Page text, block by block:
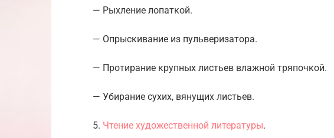
— Рыхление лопаткой.
— Опрыскивание из пульверизатора.
— Протирание крупных листьев влажной тряпочкой.
— Убирание сухих, вянущих листьев.
5. Чтение художественной литературы.